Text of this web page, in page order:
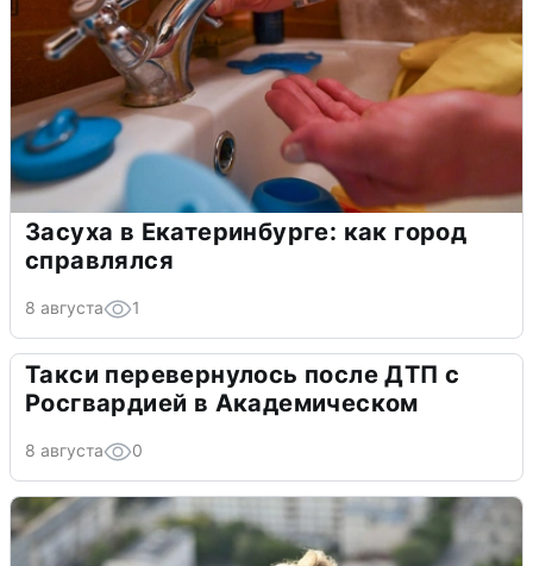
Засуха в Екатеринбурге: как город
справлялся
8 августа 1
Такси перевернулось после ДТП с
Росгвардией в Академическом
8 августа 0